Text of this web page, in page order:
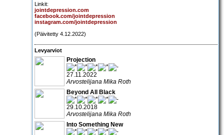
Linkit:
jointdepression.com
facebook.com/jointdepression
instagram.com/jointdepression
(Päivitetty 4.12.2022)
Levyarviot
Projection
27.11.2022
Arvostelijana Mika Roth
Beyond All Black
29.10.2018
Arvostelijana Mika Roth
Into Something New